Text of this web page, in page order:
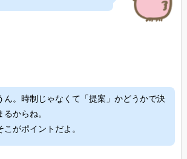
ん。時制じゃなくて「提案」かどうかで決
るからね。
こがポイントだよ。